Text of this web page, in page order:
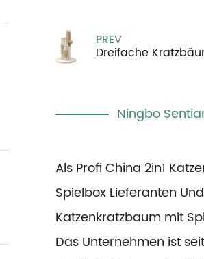
PREV
Dreifache
Ningbo
Als ProfiChina 2in1
Spielbox Lieferanten Und
Katzenkratzbaum mit
Das Unternehmen ist